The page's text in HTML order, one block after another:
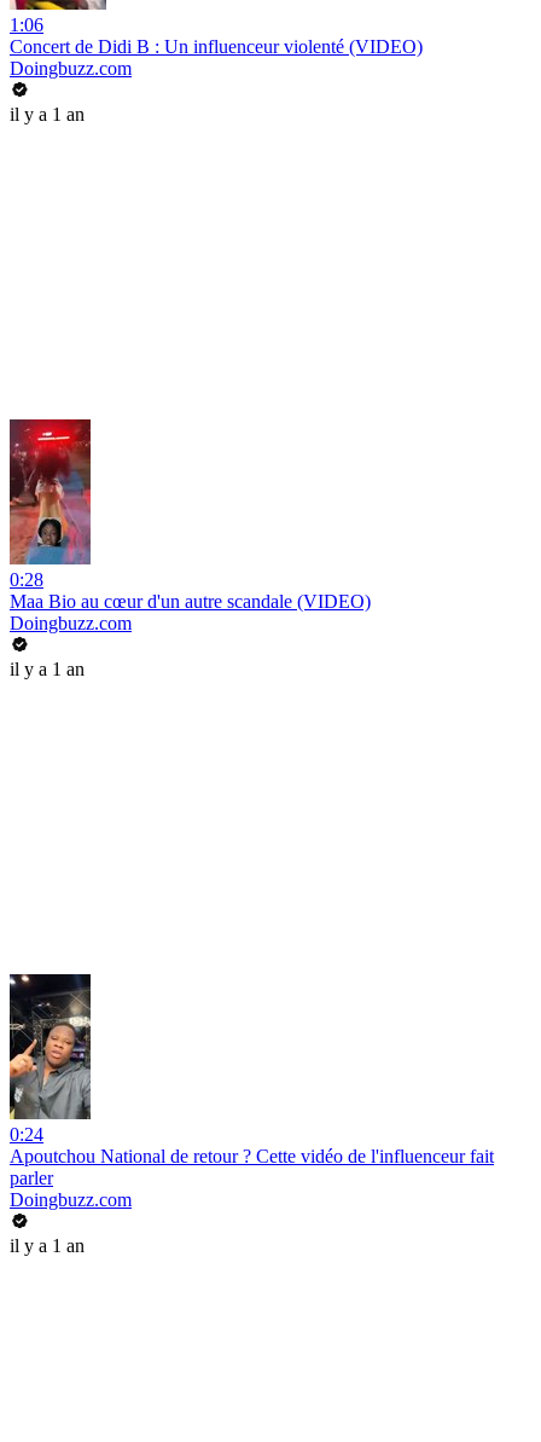
1:06
Concert de Didi B : Un influenceur violenté (VIDEO)
Doingbuzz.com
il y a 1 an
0:28
Maa Bio au cœur d'un autre scandale (VIDEO)
Doingbuzz.com
il y a 1 an
0:24
Apoutchou National de retour ? Cette vidéo de l'influenceur fait
parler
Doingbuzz.com
il y a 1 an